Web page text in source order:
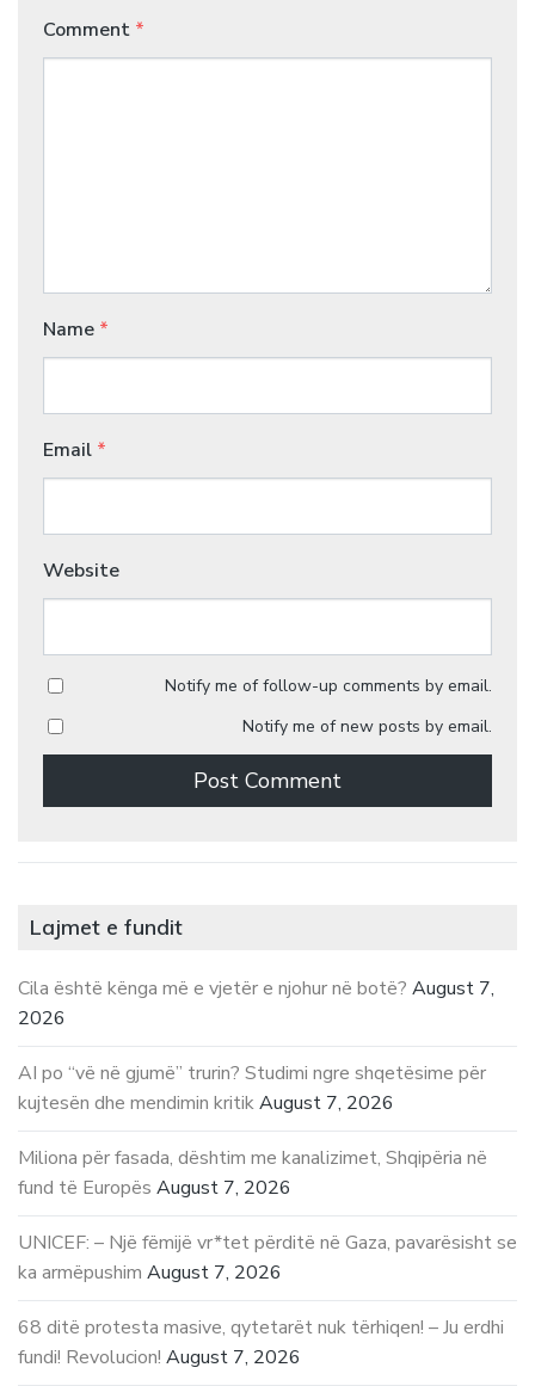
Comment *
Name *
Email *
Website
Notify me of follow-up comments by email.
Notify me of new posts by email.
Lajmet e fundit
Cila është kënga më e vjetër e njohur në botë? August 7,
2026
AI po “vë në gjumë” trurin? Studimi ngre shqetësime për
kujtesën dhe mendimin kritikAugust 7, 2026
Miliona për fasada, dështim me kanalizimet, Shqipëria në
fund të Europës August 7, 2026
UNICEF: – Një fëmijë vr*tet përditë në Gaza, pavarësisht se
ka armëpushim August 7, 2026
68 ditë protesta masive, qytetarët nuk tërhiqen! – Ju erdhi
fundi! Revolucion! August 7, 2026